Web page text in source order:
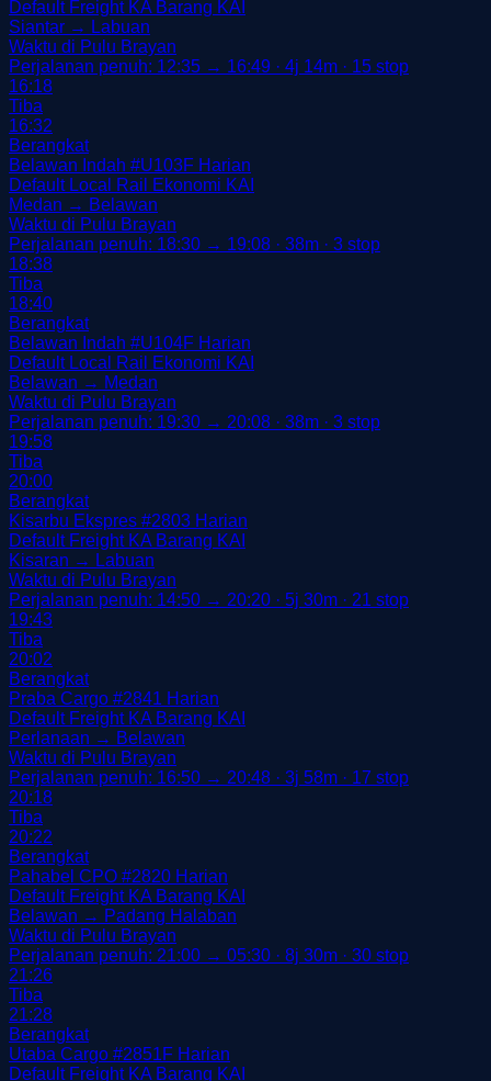
Default Freight KA Barang KAI
Siantar → Labuan
Waktu di Pulu Brayan
Perjalanan penuh: 12:35 → 16:49 · 4j 14m · 15 stop
16:18
Tiba
16:32
Berangkat
Belawan Indah #U103F Harian
Default Local Rail Ekonomi KAI
Medan → Belawan
Waktu di Pulu Brayan
Perjalanan penuh: 18:30 → 19:08 · 38m · 3 stop
18:38
Tiba
18:40
Berangkat
Belawan Indah #U104F Harian
Default Local Rail Ekonomi KAI
Belawan → Medan
Waktu di Pulu Brayan
Perjalanan penuh: 19:30 → 20:08 · 38m · 3 stop
19:58
Tiba
20:00
Berangkat
Kisarbu Ekspres #2803 Harian
Default Freight KA Barang KAI
Kisaran → Labuan
Waktu di Pulu Brayan
Perjalanan penuh: 14:50 → 20:20 · 5j 30m · 21 stop
19:43
Tiba
20:02
Berangkat
Praba Cargo #2841 Harian
Default Freight KA Barang KAI
Perlanaan → Belawan
Waktu di Pulu Brayan
Perjalanan penuh: 16:50 → 20:48 · 3j 58m · 17 stop
20:18
Tiba
20:22
Berangkat
Pahabel CPO #2820 Harian
Default Freight KA Barang KAI
Belawan → Padang Halaban
Waktu di Pulu Brayan
Perjalanan penuh: 21:00 → 05:30 · 8j 30m · 30 stop
21:26
Tiba
21:28
Berangkat
Utaba Cargo #2851F Harian
Default Freight KA Barang KAI